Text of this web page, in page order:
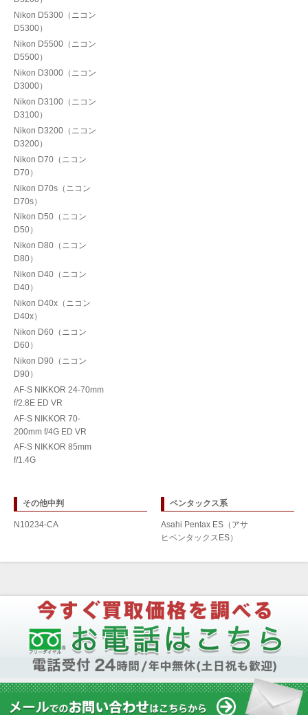
Nikon D5300（ニコン
D5300）
Nikon D5500（ニコン
D5500）
Nikon D3000（ニコン
D3000）
Nikon D3100（ニコン
D3100）
Nikon D3200（ニコン
D3200）
Nikon D70（ニコン
D70）
Nikon D70s（ニコン
D70s）
Nikon D50（ニコン
D50）
Nikon D80（ニコン
D80）
Nikon D40（ニコン
D40）
Nikon D40x（ニコン
D40x）
Nikon D60（ニコン
D60）
Nikon D90（ニコン
D90）
AF-S NIKKOR 24-70mm
f/2.8E ED VR
AF-S NIKKOR 70-
200mm f/4G ED VR
AF-S NIKKOR 85mm
f/1.4G
その他中判
N10234-CA
ペンタックス系
Asahi Pentax ES（アサ
ヒペンタックスES）